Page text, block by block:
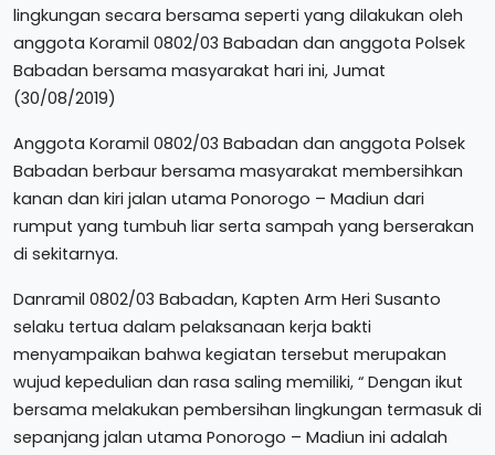
lingkungan secara bersama seperti yang dilakukan oleh
anggota Koramil 0802/03 Babadan dan anggota Polsek
Babadan bersama masyarakat hari ini, Jumat
(30/08/2019)
Anggota Koramil 0802/03 Babadan dan anggota Polsek
Babadan berbaur bersama masyarakat membersihkan
kanan dan kiri jalan utama Ponorogo – Madiun dari
rumput yang tumbuh liar serta sampah yang berserakan
di sekitarnya.
Danramil 0802/03 Babadan, Kapten Arm Heri Susanto
selaku tertua dalam pelaksanaan kerja bakti
menyampaikan bahwa kegiatan tersebut merupakan
wujud kepedulian dan rasa saling memiliki, “ Dengan ikut
bersama melakukan pembersihan lingkungan termasuk di
sepanjang jalan utama Ponorogo – Madiun ini adalah